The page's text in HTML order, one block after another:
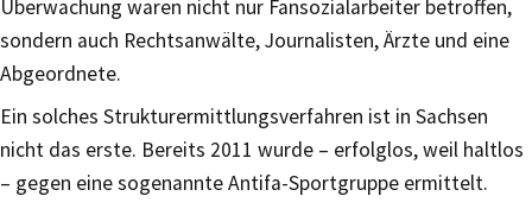
Überwachung waren nicht nur Fansozialarbeiter betroffen,
sondern auch Rechtsanwälte, Journalisten, Ärzte und eine
Abgeordnete.
Ein solches Strukturermittlungsverfahren ist in Sachsen
nicht das erste. Bereits 2011 wurde – erfolglos, weil haltlos
– gegen eine sogenannte Antifa-Sportgruppe ermittelt.